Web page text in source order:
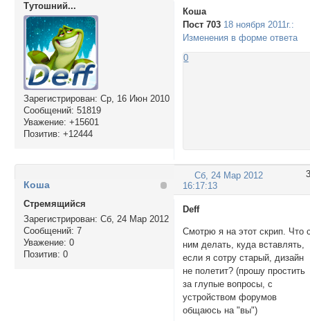
Тутошний...
Зарегистрирован: Ср, 16 Июн 2010
Сообщений: 51819
Уважение: +15601
Позитив: +12444
Кoша
Пост 703 18 ноября 2011г.:
Изменения в форме ответа
0
3
Сб, 24 Мар 2012
16:17:13
Кoша
Стремящийся
Зарегистрирован: Сб, 24 Мар 2012
Сообщений: 7
Уважение: 0
Позитив: 0
Deff
Смотрю я на этот скрип. Что
ним делать, куда вставлять,
если я сотру старый, дизайн
не полетит? (прошу простить
за глупые вопросы, с
устройством форумов
общаюсь на "вы")